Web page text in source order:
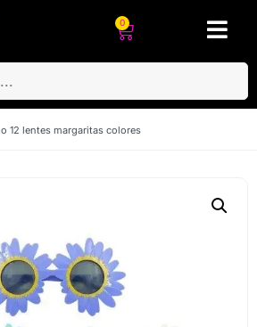
0
12 lentes margaritas colores